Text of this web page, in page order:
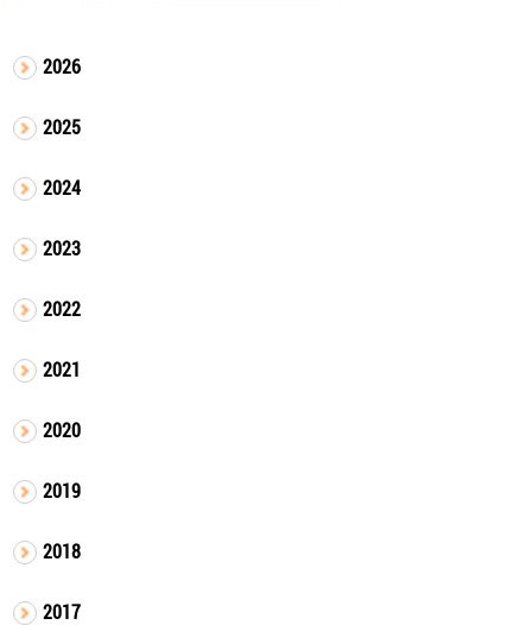
2026
2025
2024
2023
2022
2021
2020
2019
2018
2017